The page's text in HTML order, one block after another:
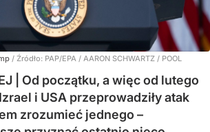
/ Źródło: PAP/EPA / AARON SCHWARTZ / POOL
| Od początku, a więc od lutego
i USA przeprowadziły atak
zrozumieć jednego –